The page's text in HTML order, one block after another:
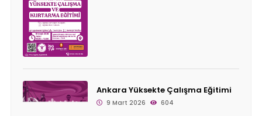
Ankara Yüksekte Çalışma Eğitimi
9 Mart 2026 604